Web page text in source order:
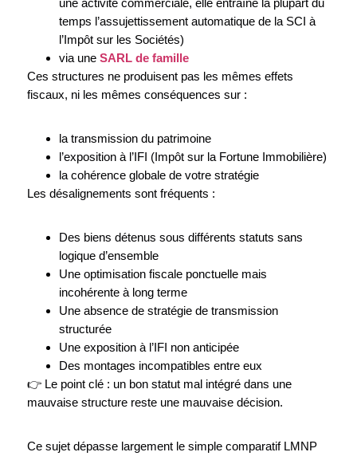
une activité commerciale, elle entraîne la plupart du
temps l’assujettissement automatique de la SCI à
l’Impôt sur les Sociétés)
via une SARL de famille
Ces structures ne produisent pas les mêmes effets
fiscaux, ni les mêmes conséquences sur :
la transmission du patrimoine
l’exposition à l’IFI (Impôt sur la Fortune Immobilière)
la cohérence globale de votre stratégie
Les désalignements sont fréquents :
Des biens détenus sous différents statuts sans
logique d’ensemble
Une optimisation fiscale ponctuelle mais
incohérente à long terme
Une absence de stratégie de transmission
structurée
Une exposition à l’IFI non anticipée
Des montages incompatibles entre eux
👉 Le point clé : un bon statut mal intégré dans une
mauvaise structure reste une mauvaise décision.
Ce sujet dépasse largement le simple comparatif LMNP